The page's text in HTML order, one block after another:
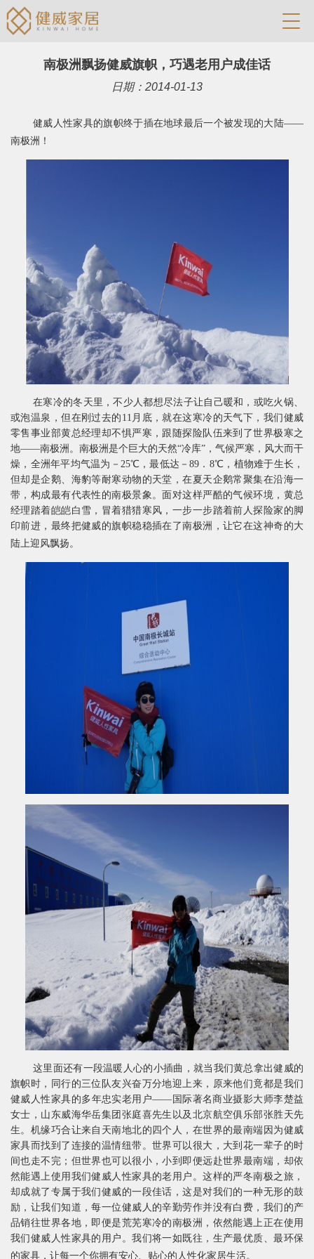
南极洲飘扬健威旗帜，巧遇老用户成佳话
日期：2014-01-13
健威人性家具的旗帜终于插在地球最后一个被发现的大陆——
南极洲！
在寒冷的冬天里，不少人都想尽法子让自己暖和，或吃火锅、
或泡温泉，但在刚过去的 11 月底，就在这寒冷的天气下，我们健威
零售事业部黄总经理却不惧严寒，跟随探险队伍来到了世界极寒之
地——南极洲。 南极洲是个巨大的天然“冷库” ，气候严寒，风大而干
燥，全洲年平均气温为－ 25℃ ，最低达－89 ． 8℃ ， 植物难于生长，
但却是企鹅、海豹等耐寒动物的天堂，在夏天企鹅常聚集在沿海一
带，构成最有代表性的南极景象。面对这样严酷的气候环境，黄总
经理 踏着皑皑白雪，冒着猎猎寒风，一步一步踏着前人探险家的脚
印前进，最终把健威的旗帜稳稳插在了南极洲，让它在这神奇的大
陆上迎风飘扬。
这里面还有一段温暖人心的小插曲，就当我们黄总拿出健威的
旗帜时，同行的三位队友兴奋万分地迎上来，原来他们竟都是我们
健威人性家具的多年忠实老用户——国际著名商业摄影大师李楚益
女士，山东威海华岳集团 张庭喜先生以及北京航空俱乐部张胜天先
生。机缘巧合让来自天南地北的四个人，在世界的最南端因为健威
家具而找到了连接的温情纽带。世界可以很大，大到花一辈子的时
间也走不完；但世界也可以很小，小到即便远赴世界最南端，却依
然能遇上使用我们健威人性家具的老用户。这样的严冬南极之旅，
却成就了专属于我们健威的一段佳话，这是对我们的一种无形的鼓
励，让我们知道，每一位健威人的辛勤劳作并没有白费，我们的产
品销往世界各地，即便是荒芜寒冷的南极洲，依然能遇上正在使用
我们健威人性家具的用户。我们将一如既往，生产最优质、最环保
的家具，让每一个你拥有安心、贴心的人性化家居生活。